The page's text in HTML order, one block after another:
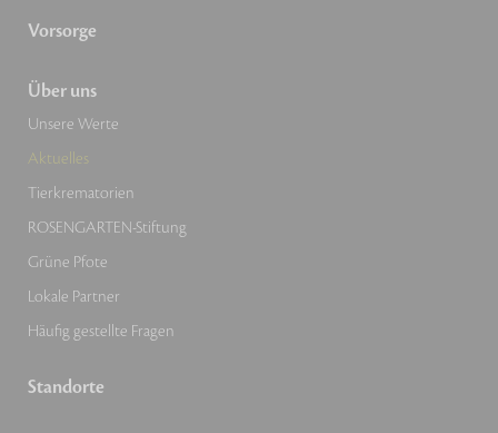
Vorsorge
Über uns
Unsere Werte
Aktuelles
Tierkrematorien
ROSENGARTEN-Stiftung
Grüne Pfote
Lokale Partner
Häufig gestellte Fragen
Standorte